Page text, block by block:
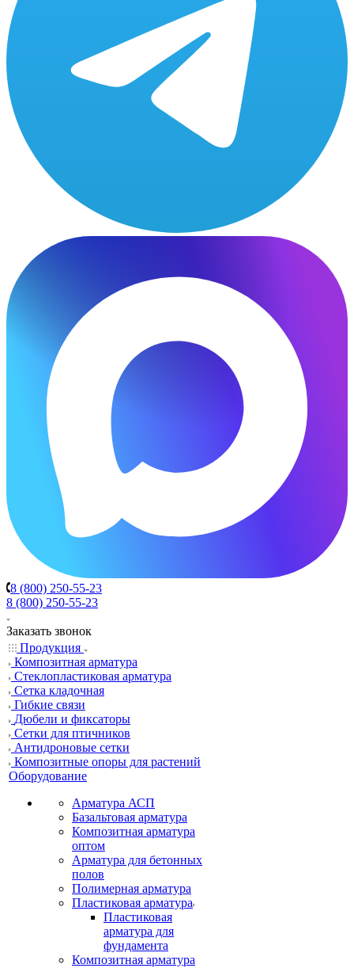
8 (800) 250-55-23
8 (800) 250-55-23
Заказать звонок
Продукция
Композитная арматура
Cтеклопластиковая арматура
Сетка кладочная
Гибкие связи
Дюбели и фиксаторы
Сетки для птичников
Антидроновые сетки
Композитные опоры для растений
Оборудование
Арматура АСП
Базальтовая арматура
Композитная арматура
оптом
Арматура для бетонных
полов
Полимерная арматура
Пластиковая арматура
Пластиковая
арматура для
фундамента
Композитная арматура